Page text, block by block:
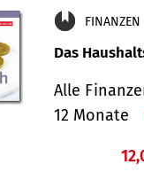
FINANZEN
Das
Alle
12 Monate